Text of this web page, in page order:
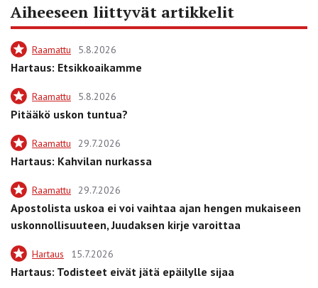
Aiheeseen liittyvät artikkelit
Raamattu 5.8.2026
Hartaus: Etsikkoaikamme
Raamattu 5.8.2026
Pitääkö uskon tuntua?
Raamattu 29.7.2026
Hartaus: Kahvilan nurkassa
Raamattu 29.7.2026
Apostolista uskoa ei voi vaihtaa ajan hengen mukaiseen
uskonnollisuuteen, Juudaksen kirje varoittaa
Hartaus 15.7.2026
Hartaus: Todisteet eivät jätä epäilylle sijaa